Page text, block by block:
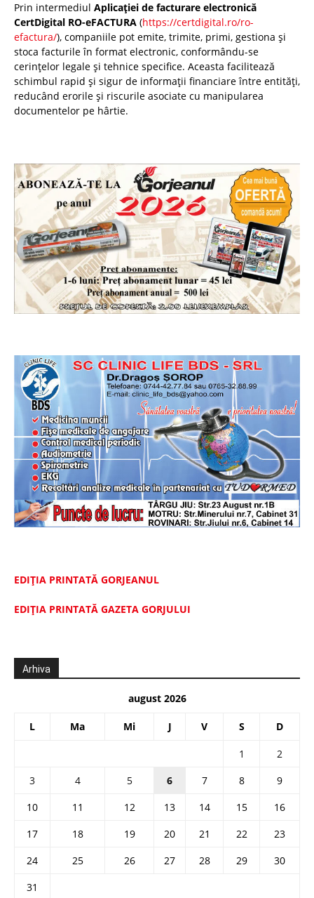
Prin intermediul Aplicației de facturare electronică
CertDigital RO-eFACTURA (https://certdigital.ro/ro-
efactura/), companiile pot emite, trimite, primi, gestiona și
stoca facturile în format electronic, conformându-se
cerințelor legale și tehnice specifice. Aceasta facilitează
schimbul rapid și sigur de informații financiare între entități,
reducând erorile și riscurile asociate cu manipularea
documentelor pe hârtie.
EDIȚIA PRINTATĂ GORJEANUL
EDIŢIA PRINTATĂ GAZETA GORJULUI
Arhiva
august 2026
L Ma Mi J V S D
1
2
3
4 5 6 7 8
9
10
11 12 13 14 15
16
17
18 19 20 21 22
23
24
25 26 27 28 29
30
31